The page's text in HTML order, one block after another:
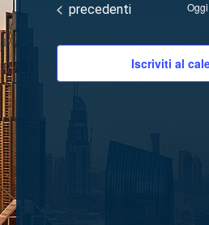
Eventi
precedenti Oggi
Iscriviti al